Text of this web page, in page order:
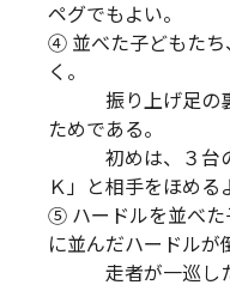
ペグでもよい。
④ 並べた子どもたち
く。
振り上げ足の裏
ためである。
初めは、３台の
Ｋ」と相手をほめる
⑤ ハードルを並べた
に並んだハードルが
走者が一巡した